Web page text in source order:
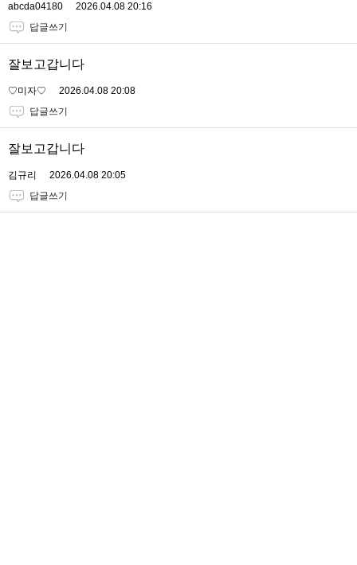
abcda04180
2026.04.08 20:16
답글쓰기
잘보고갑니다
♡미자♡
2026.04.08 20:08
답글쓰기
잘보고갑니다
김규리
2026.04.08 20:05
답글쓰기